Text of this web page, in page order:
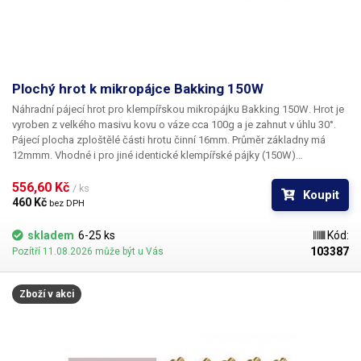
Plochý hrot k mikropájce Bakking 150W
Náhradní pájecí hrot pro klempířskou mikropájku Bakking 150W. Hrot je
vyroben z velkého masivu kovu o váze cca 100g a je zahnut v úhlu 30°.
Pájecí plocha zploštělé části hrotu činní 16mm. Průměr základny má
12mmm. Vhodné i pro jiné identické klempířské pájky (150W)
556,60 Kč / ks
460 Kč bez DPH
Koupit
skladem 6-25 ks
Pozítří 11.08.2026 může být u Vás
Kód:
103387
Zboží v akci